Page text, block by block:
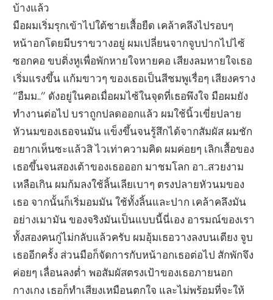
บ้างแล้ว
มือผมเริ่มรุกเข้าไปใต้ชายเสื้อยืด เคล้าคลึงไปรอบๆ
หน้าอกโดยมีบราขวางอยู่ ผมเปลี่ยนจากจูบปากไปไซ้
ซอกคอ ขบติ่งหูเพื่อพักหายใจหายคอ เสียงลมหายใจเธอ
เริ่มแรงขึ้น แก้มขาวๆ ของเธอเป็นสีชมพูเรื่อๆ เสียงคราง
“อืมม..” ดังอยู่ในคอเมื่อผมไซ้ในจุดที่เธอพึงใจ มือผมยัง
ทำงานต่อไป บราถูกปลดออกแล้ว ผมใช้นิ้วเขี่ยปลาย
หัวนมของเธอจนมัน แข็งขึ้นจนรู้สึกได้จากสัมผัส ผมชัก
อยากเห็นซะแล้วสิ ไวเท่าความคิด ผมค่อยๆ เลิกเสื้อของ
เธอขึ้นจนสองเต้าของเธอออก มาชมโลก อา..สวยงาม
เหลือเกิน ผมก้มลงใช้ลิ้นเลียเบาๆ ตรงปลายหัวนมของ
เธอ จากนั้นก็เริ่มอมมัน ใช้ทั้งลิ้นและปาก เคล้าคลึงมัน
อย่างเมามัน ของจริงมันเป็นแบบนี้นี่เอง อารมณ์ของเรา
ทั้งสองคนกู่ไม่กลับแล้วครับ ผมอุ้มเธอวางลงบนเตียง จูบ
เธออีกครั้ง ส่วนมือก็จัดการกับหน้าอกเธอต่อไป สักพักจึง
ค่อยๆ เลื่อนลงต่ำ พอสัมผัสตรงเป้าของเธอภายนอก
กางเกง เธอก็ทำเสียงเหมือนตกใจ และไม่พร้อมที่จะให้